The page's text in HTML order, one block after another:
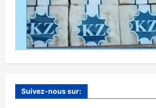
Suivez-nous sur: